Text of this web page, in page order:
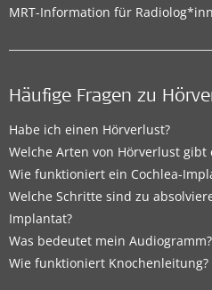
MRT-Information für
Häufige Fragen zu
Habe ich einen Hörverlust?
Welche Arten von Hörverlust gibt
Wie funktioniert ein Cochlea-
Welche Schritte sind zu
Implantat?
Was bedeutet mein Audiogramm?
Wie funktioniert Knochenleitung?